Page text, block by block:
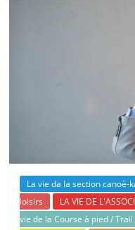
La vie da la section canoë-
loisirs
LA VIE DE
vie de la Course à pied / Trail